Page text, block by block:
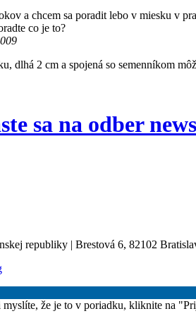
a chcem sa poradit lebo v miesku v
co je to?
dlhá 2 cm a spojená so semenníkom
sa na odber
republiky | Brestová 6, 82102
myslíte, že je to v poriadku, kliknite na